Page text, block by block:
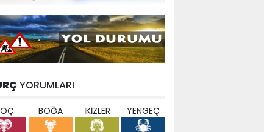
YORUMLARI
BOĞA İKİZLER YENGEÇ